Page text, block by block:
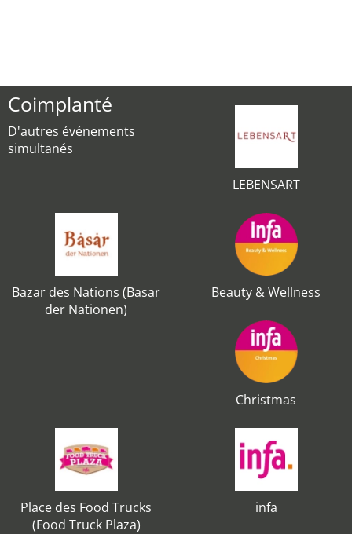
Coimplanté
D'autres événements
simultanés
LEBENSART
Bazar des Nations (Basar
der Nationen)
Beauty & Wellness
Christmas
Place des Food Trucks
(Food Truck Plaza)
infa